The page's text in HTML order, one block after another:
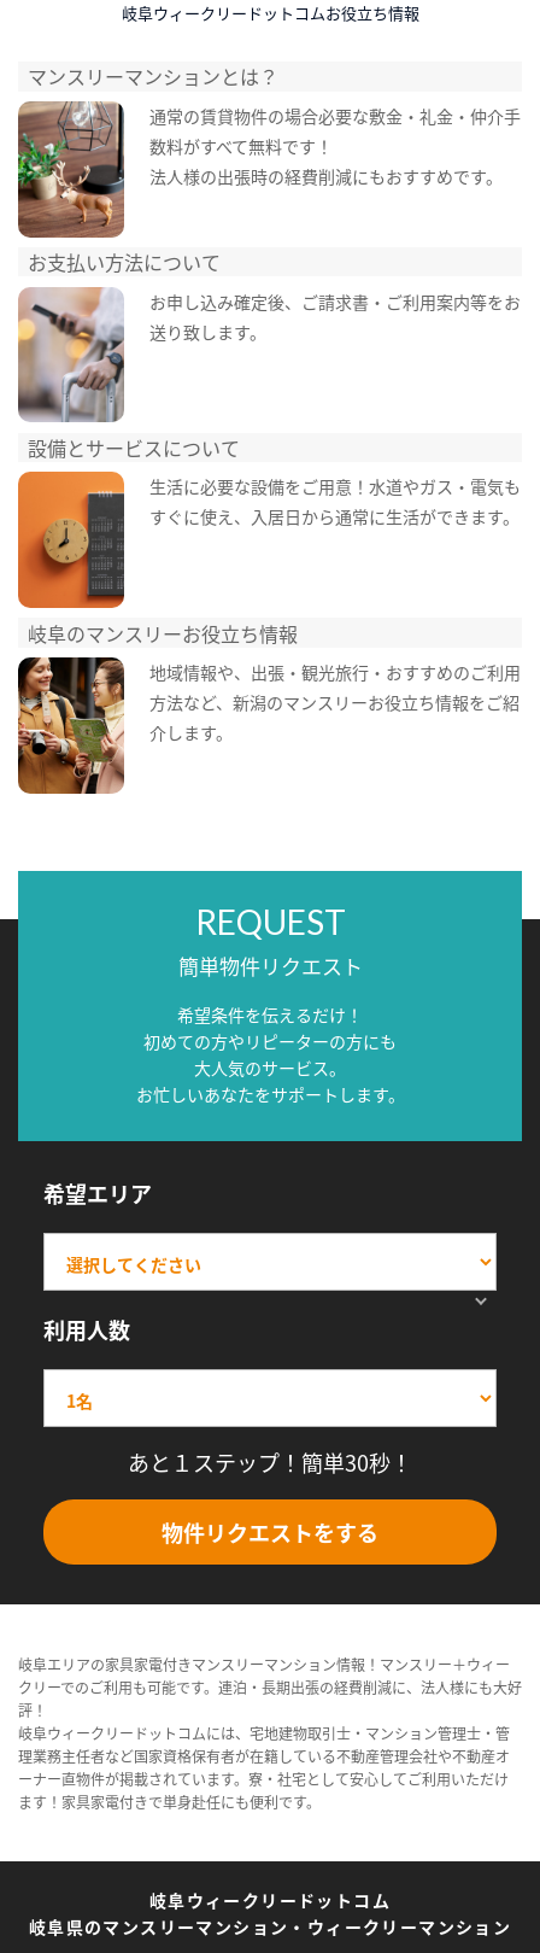
岐阜ウィークリードットコムお役立ち情報
マンスリーマンションとは？
通常の賃貸物件の場合必要な敷金・礼金・仲介手
数料がすべて無料です！
法人様の出張時の経費削減にもおすすめです。
お支払い方法について
お申し込み確定後、ご請求書・ご利用案内等をお
送り致します。
設備とサービスについて
生活に必要な設備をご用意！水道やガス・電気も
すぐに使え、入居日から通常に生活ができます。
岐阜のマンスリーお役立ち情報
地域情報や、出張・観光旅行・おすすめのご利用
方法など、新潟のマンスリーお役立ち情報をご紹
介します。
REQUEST
簡単物件リクエスト
希望条件を伝えるだけ！
初めての方やリピーターの方にも
大人気のサービス。
お忙しいあなたをサポートします。
希望エリア
利用人数
あと１ステップ！簡単30秒！
物件リクエストをする
岐阜エリアの家具家電付きマンスリーマンション情報！マンスリー＋ウィー
クリーでのご利用も可能です。連泊・長期出張の経費削減に、法人様にも大好
評！
岐阜ウィークリードットコムには、宅地建物取引士・マンション管理士・管
理業務主任者など国家資格保有者が在籍している不動産管理会社や不動産オ
ーナー直物件が掲載されています。寮・社宅として安心してご利用いただけ
ます！家具家電付きで単身赴任にも便利です。
岐阜ウィークリードットコム
岐阜県のマンスリーマンション・ウィークリーマンション